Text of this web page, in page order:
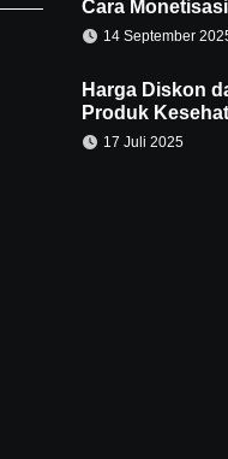
Cara
14 September
Harga Diskon
Produk
17 Juli 2025